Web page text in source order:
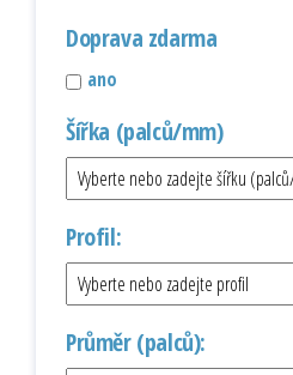
Doprava zdarma
ano
Šířka (palců/mm)
Profil:
Průměr (palců):